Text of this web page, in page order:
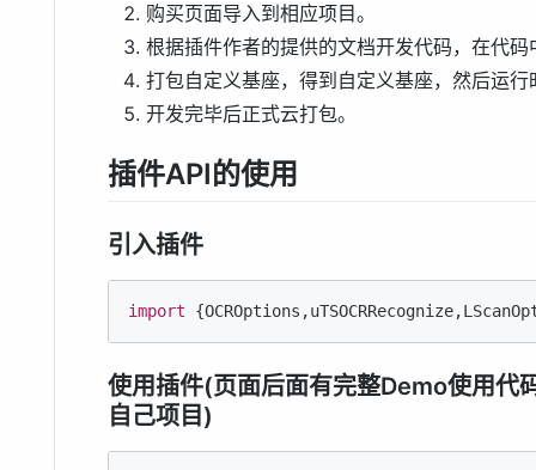
购买页面导入到相应项目。
根据插件作者的提供的文档开发代码，在代
打包自定义基座，得到自定义基座，然后运
开发完毕后正式云打包。
插件API的使用
引入插件
import
使用插件(页面后面有完整Demo使用
自己项目)